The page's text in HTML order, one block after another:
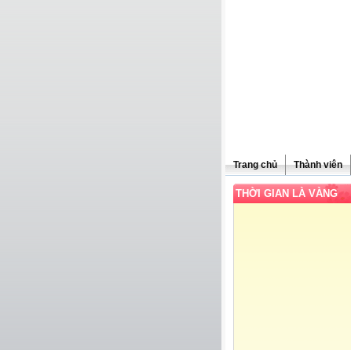
Trang chủ Thành viên
THỜI GIAN LÀ VÀNG